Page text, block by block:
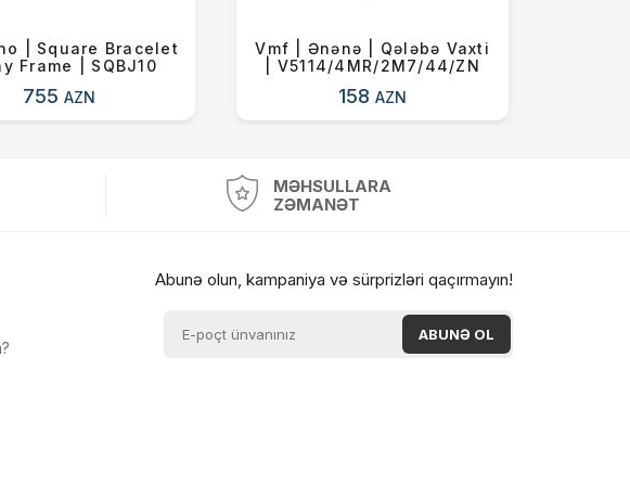
| Square Bracelet
Frame | SQBJ10
755 AZN
Vmf | Ənənə | Qələbə Vaxti
| V5114/4MR/2M7/44/ZN
158AZN
MƏHSULLARA
ZƏMANƏT
Abunə olun, kampaniya və sürprizləri qaçırmayın!